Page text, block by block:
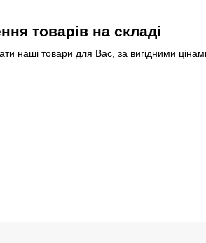
товарів на складі
наші товари для Вас, за вигідними